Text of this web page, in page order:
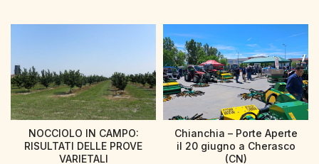
NOCCIOLO IN CAMPO:
RISULTATI DELLE PROVE
VARIETALI
Chianchia – Porte Aperte
il 20 giugno a Cherasco
(CN)